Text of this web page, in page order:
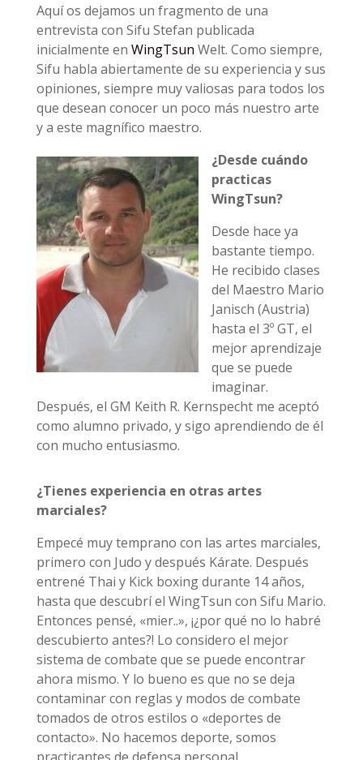
Aquí os dejamos un fragmento de una
entrevista con Sifu Stefan publicada
inicialmente en WingTsun Welt. Como siempre,
Sifu habla abiertamente de su experiencia y sus
opiniones, siempre muy valiosas para todos los
que desean conocer un poco más nuestro arte
y a este magnífico maestro.
¿Desde cuándo
practicas
WingTsun?
Desde hace ya
bastante tiempo.
He recibido clases
del Maestro Mario
Janisch (Austria)
hasta el 3º GT, el
mejor aprendizaje
que se puede
imaginar.
Después, el GM Keith R. Kernspecht me aceptó
como alumno privado, y sigo aprendiendo de él
con mucho entusiasmo.
¿Tienes experiencia en otras artes
marciales?
Empecé muy temprano con las artes marciales,
primero con Judo y después Kárate. Después
entrené Thai y Kick boxing durante 14 años,
hasta que descubrí el WingTsun con Sifu Mario.
Entonces pensé, «mier..», ¡¿por qué no lo habré
descubierto antes?! Lo considero el mejor
sistema de combate que se puede encontrar
ahora mismo. Y lo bueno es que no se deja
contaminar con reglas y modos de combate
tomados de otros estilos o «deportes de
contacto». No hacemos deporte, somos
practicantes de defensa personal.